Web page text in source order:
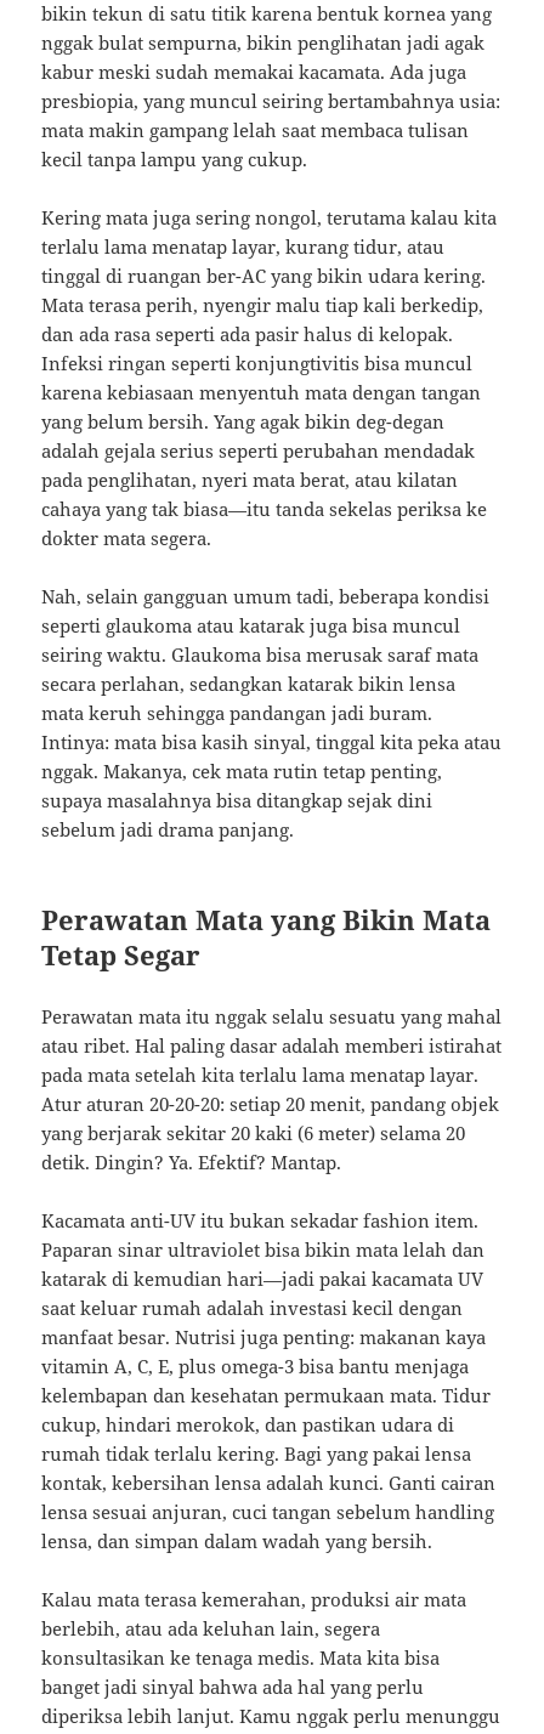
bikin tekun di satu titik karena bentuk kornea yang
nggak bulat sempurna, bikin penglihatan jadi agak
kabur meski sudah memakai kacamata. Ada juga
presbiopia, yang muncul seiring bertambahnya usia:
mata makin gampang lelah saat membaca tulisan
kecil tanpa lampu yang cukup.
Kering mata juga sering nongol, terutama kalau kita
terlalu lama menatap layar, kurang tidur, atau
tinggal di ruangan ber-AC yang bikin udara kering.
Mata terasa perih, nyengir malu tiap kali berkedip,
dan ada rasa seperti ada pasir halus di kelopak.
Infeksi ringan seperti konjungtivitis bisa muncul
karena kebiasaan menyentuh mata dengan tangan
yang belum bersih. Yang agak bikin deg-degan
adalah gejala serius seperti perubahan mendadak
pada penglihatan, nyeri mata berat, atau kilatan
cahaya yang tak biasa—itu tanda sekelas periksa ke
dokter mata segera.
Nah, selain gangguan umum tadi, beberapa kondisi
seperti glaukoma atau katarak juga bisa muncul
seiring waktu. Glaukoma bisa merusak saraf mata
secara perlahan, sedangkan katarak bikin lensa
mata keruh sehingga pandangan jadi buram.
Intinya: mata bisa kasih sinyal, tinggal kita peka atau
nggak. Makanya, cek mata rutin tetap penting,
supaya masalahnya bisa ditangkap sejak dini
sebelum jadi drama panjang.
Perawatan Mata yang Bikin Mata
Tetap Segar
Perawatan mata itu nggak selalu sesuatu yang mahal
atau ribet. Hal paling dasar adalah memberi istirahat
pada mata setelah kita terlalu lama menatap layar.
Atur aturan 20-20-20: setiap 20 menit, pandang objek
yang berjarak sekitar 20 kaki (6 meter) selama 20
detik. Dingin? Ya. Efektif? Mantap.
Kacamata anti-UV itu bukan sekadar fashion item.
Paparan sinar ultraviolet bisa bikin mata lelah dan
katarak di kemudian hari—jadi pakai kacamata UV
saat keluar rumah adalah investasi kecil dengan
manfaat besar. Nutrisi juga penting: makanan kaya
vitamin A, C, E, plus omega-3 bisa bantu menjaga
kelembapan dan kesehatan permukaan mata. Tidur
cukup, hindari merokok, dan pastikan udara di
rumah tidak terlalu kering. Bagi yang pakai lensa
kontak, kebersihan lensa adalah kunci. Ganti cairan
lensa sesuai anjuran, cuci tangan sebelum handling
lensa, dan simpan dalam wadah yang bersih.
Kalau mata terasa kemerahan, produksi air mata
berlebih, atau ada keluhan lain, segera
konsultasikan ke tenaga medis. Mata kita bisa
banget jadi sinyal bahwa ada hal yang perlu
diperiksa lebih lanjut. Kamu nggak perlu menunggu